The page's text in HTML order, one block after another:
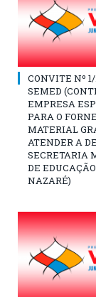
CONVITE Nº
SEMED
EMPRESA
PARA O
MATERIAL
ATENDER A
SECRETARIA
DE
NAZARÉ)